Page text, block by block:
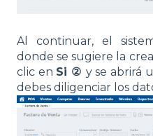
Al continuar, el
donde se sugiere la
clic en Si ② y se abrirá
debes diligenciar los